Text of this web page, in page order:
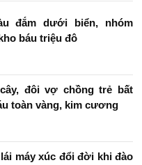
đắm dưới biển, nhóm
báu triệu đô
đôi vợ chồng trẻ bất
toàn vàng, kim cương
máy xúc đổi đời khi đào